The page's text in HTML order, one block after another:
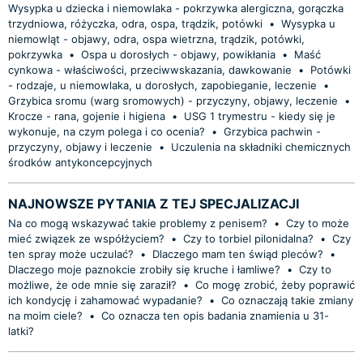
Wysypka u dziecka i niemowlaka - pokrzywka alergiczna, gorączka
trzydniowa, różyczka, odra, ospa, trądzik, potówki • Wysypka u
niemowląt - objawy, odra, ospa wietrzna, trądzik, potówki,
pokrzywka • Ospa u dorosłych - objawy, powikłania •
Maść
cynkowa - właściwości, przeciwwskazania, dawkowanie
•
Potówki
- rodzaje, u niemowlaka, u dorosłych, zapobieganie, leczenie
•
Grzybica sromu (warg sromowych) - przyczyny, objawy, leczenie
•
Krocze - rana, gojenie i higiena •
USG 1 trymestru - kiedy się je
wykonuje, na czym polega i co ocenia?
• Grzybica pachwin -
przyczyny, objawy i leczenie
•
Uczulenia na składniki chemicznych
środków antykoncepcyjnych
NAJNOWSZE PYTANIA Z TEJ SPECJALIZACJI
Na co mogą wskazywać takie problemy z penisem? • Czy to może
mieć związek ze współżyciem?
• Czy to torbiel pilonidalna? • Czy
ten spray może uczulać?
• Dlaczego mam ten świąd pleców?
•
Dlaczego moje paznokcie zrobiły się kruche i łamliwe?
• Czy to
możliwe, że ode mnie się zaraził?
• Co mogę zrobić, żeby poprawić
ich kondycję i zahamować wypadanie?
• Co oznaczają takie zmiany
na moim ciele?
• Co oznacza ten opis badania znamienia u 31-
latki?